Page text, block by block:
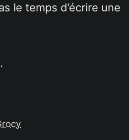
le temps d’écrire une
.